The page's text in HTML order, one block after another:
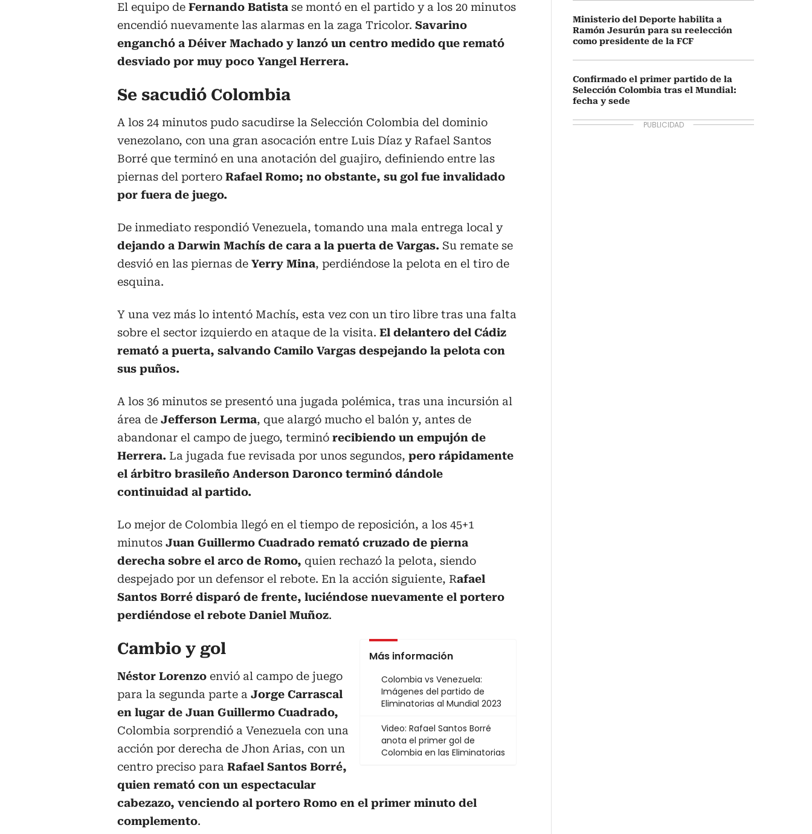
El equipo de Fernando Batista se montó en el partido y a los 20 minutos
encendió nuevamente las alarmas en la zaga Tricolor. Savarino
enganchó a Déiver Machado y lanzó un centro medido que remató
desviado por muy poco Yangel Herrera.
Se sacudió Colombia
A los 24 minutos pudo sacudirse la Selección Colombia del dominio
venezolano, con una gran asocación entre Luis Díaz y Rafael Santos
Borré que terminó en una anotación del guajiro, definiendo entre las
piernas del portero Rafael Romo; no obstante, su gol fue invalidado
por fuera de juego.
De inmediato respondió Venezuela, tomando una mala entrega local y
dejando a Darwin Machís de cara a la puerta de Vargas. Su remate se
desvió en las piernas de Yerry Mina, perdiéndose la pelota en el tiro de
esquina.
Y una vez más lo intentó Machís, esta vez con un tiro libre tras una falta
sobre el sector izquierdo en ataque de la visita. El delantero del Cádiz
remató a puerta, salvando Camilo Vargas despejando la pelota con
sus puños.
A los 36 minutos se presentó una jugada polémica, tras una incursión al
área de Jefferson Lerma, que alargó mucho el balón y, antes de
abandonar el campo de juego, terminó recibiendo un empujón de
Herrera. La jugada fue revisada por unos segundos, pero rápidamente
el árbitro brasileño Anderson Daronco terminó dándole
continuidad al partido.
Lo mejor de Colombia llegó en el tiempo de reposición, a los 45+1
minutos Juan Guillermo Cuadrado remató cruzado de pierna
derecha sobre el arco de Romo, quien rechazó la pelota, siendo
despejado por un defensor el rebote. En la acción siguiente, Rafael
Santos Borré disparó de frente, luciéndose nuevamente el portero
perdiéndose el rebote Daniel Muñoz.
Más información
Colombia vs Venezuela:
Imágenes del partido de
Eliminatorias al Mundial 2023
Video: Rafael Santos Borré
anota el primer gol de
Colombia en las Eliminatorias
Cambio y gol
Néstor Lorenzo envió al campo de juego
para la segunda parte a Jorge Carrascal
en lugar de Juan Guillermo Cuadrado,
Colombia sorprendió a Venezuela con una
acción por derecha de Jhon Arias, con un
centro preciso para Rafael Santos Borré,
quien remató con un espectacular
cabezazo, venciendo al portero Romo en el primer minuto del
complemento.
Ministerio del Deporte habilita a
Ramón Jesurún para su reelección
como presidente de la FCF
Confirmado el primer partido de la
Selección Colombia tras el Mundial:
fecha y sede